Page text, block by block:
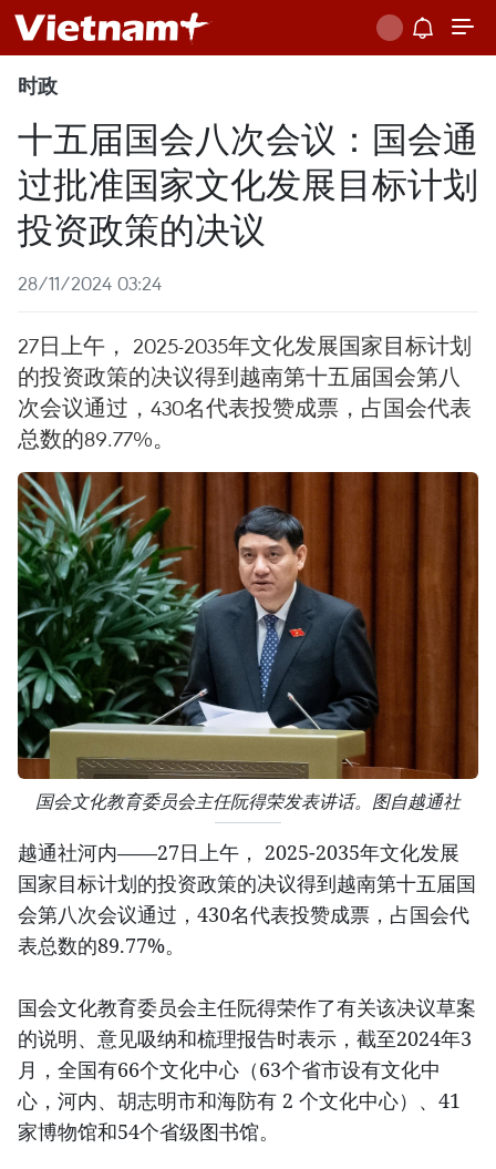
时政
十五届国会八次会议：国会通
过批准国家文化发展目标计划
投资政策的决议
28/11/2024 03:24
27日上午， 2025-2035年文化发展国家目标计划
的投资政策的决议得到越南第十五届国会第八
次会议通过，430名代表投赞成票，占国会代表
总数的89.77%。
国会文化教育委员会主任阮得荣发表讲话。图自越通社
越通社河内——27日上午， 2025-2035年文化发展
国家目标计划的投资政策的决议得到越南第十五届国
会第八次会议通过，430名代表投赞成票，占国会代
表总数的89.77%。
国会文化教育委员会主任阮得荣作了有关该决议草案
的说明、意见吸纳和梳理报告时表示，截至2024年3
月，全国有66个文化中心（63个省市设有文化中
心，河内、胡志明市和海防有 2 个文化中心）、41
家博物馆和54个省级图书馆。